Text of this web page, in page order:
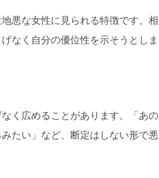
悪な女性に見られる特徴です。相
なく自分の優位性を示そうとしま
く広めることがあります。「あの
たい」など、断定はしない形で悪